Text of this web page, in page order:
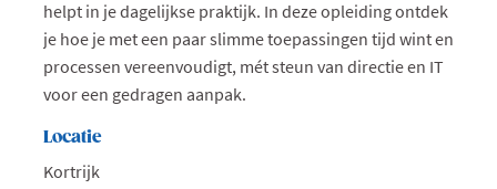
helpt in je dagelijkse praktijk. In deze opleiding ontdek
je hoe je met een paar slimme toepassingen tijd wint en
processen vereenvoudigt, mét steun van directie en IT
voor een gedragen aanpak.
Locatie
Kortrijk